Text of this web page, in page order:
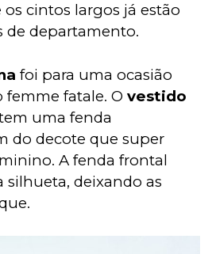
cintos largos já estão
de departamento.
foi para uma ocasião
fatale. O vestido
uma fenda
do decote que super
A fenda frontal
silhueta, deixando as